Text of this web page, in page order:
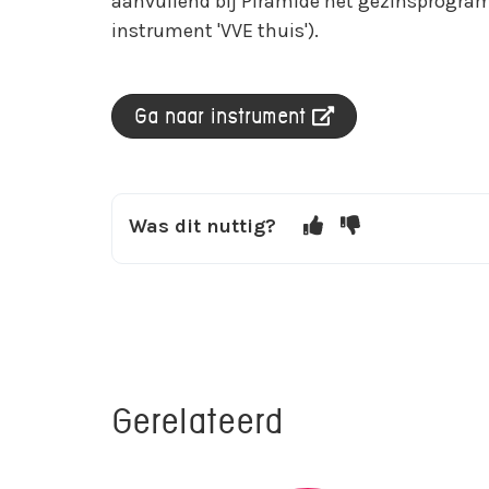
instrument 'VVE thuis').
Ga naar instrument
Was dit nuttig?
Gerelateerd